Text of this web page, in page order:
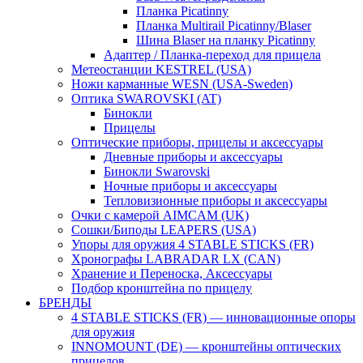
Планка Picatinny
Планка Multirail Picatinny/Blaser
Шина Blaser на планку Picatinny
Адаптер / Планка-переход для прицела
Метеостанции KESTREL (USA)
Ножи карманные WESN (USA-Sweden)
Оптика SWAROVSKI (AT)
Бинокли
Прицелы
Оптические приборы, прицелы и аксессуары
Дневные приборы и аксессуары
Бинокли Swarovski
Ночные приборы и аксессуары
Тепловизионные приборы и аксессуары
Очки с камерой AIMCAM (UK)
Сошки/Биподы LEAPERS (USA)
Упоры для оружия 4 STABLE STICKS (FR)
Хронографы LABRADAR LX (CAN)
Хранение и Переноска, Аксессуары
Подбор кронштейна по прицелу
БРЕНДЫ
4 STABLE STICKS (FR) — инновационные опоры
для оружия
INNOMOUNT (DE) — кронштейны оптических